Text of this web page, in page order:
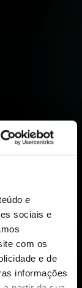
e
sociais e
com os
e de
informações